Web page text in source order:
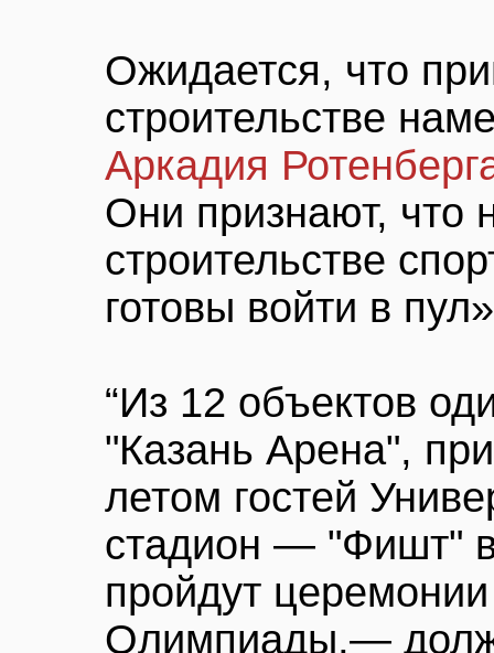
Ожидается, что
строительстве
Аркадия
Они признают, что
строительстве
готовы войти в
“Из 12 объектов
"Казань Арена",
летом гостей
стадион — "Фишт"
пройдут
Олимпиады,—